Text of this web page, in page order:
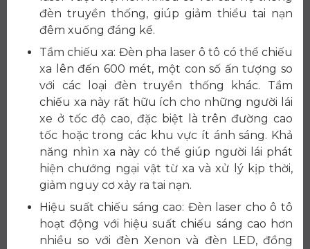
đèn truyền thống, giúp giảm thiểu tai nạn
đêm xuống đáng kể.
Tầm chiếu xa: Đèn pha laser ô tô có thể chiếu
xa lên đến 600 mét, một con số ấn tượng so
với các loại đèn truyền thống khác. Tầm
chiếu xa này rất hữu ích cho những người lái
xe ở tốc độ cao, đặc biệt là trên đường cao
tốc hoặc trong các khu vực ít ánh sáng. Khả
năng nhìn xa này có thể giúp người lái phát
hiện chướng ngại vật từ xa và xử lý kịp thời,
giảm nguy cơ xảy ra tai nạn.
Hiệu suất chiếu sáng cao: Đèn laser cho ô tô
hoạt động với hiệu suất chiếu sáng cao hơn
nhiều so với đèn Xenon và đèn LED, đồng